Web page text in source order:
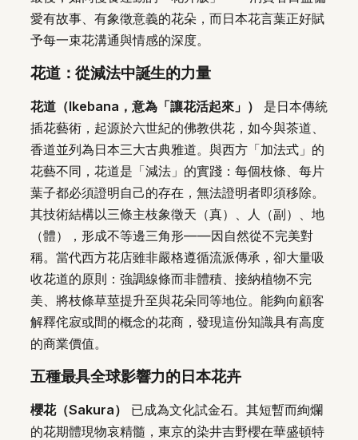
愛有故事、有象徵意義的花朵，而日本花言葉正好賦
予每一束花溝通與情感的深度。
花道：從減法中誕生的力量
花道（Ikebana，意為「讓花活起來」）
是日本傳統
插花藝術，起源於六世紀的佛教供花，如今與茶道、
香道並列為日本三大古典雅道。與西方「加法式」的
花藝不同，花道是「減法」的實踐：每個枝條、每片
葉子都必須證明自己的存在，無法證明者即須移除。
其技術結構以三條主枝象徵天（真）、人（副）、地
（體），形成不等邊三角形——因自然從不完美對
稱。當代西方花店雖非嚴格遵循流派傳承，卻大量吸
收花道的原則：強調線條而非體積、接納植物不完
美、將枝條草莖提升至與花朵同等地位。能夠向顧客
解釋侘寂或間的概念的花商，發現這份知識具有高度
的商業價值。
五種最具全球影響力的日本花卉
櫻花（Sakura）
已成為文化試金石。其短暫而絢爛
的花期體現物哀精髓，東京的染井吉野櫻在華盛頓特